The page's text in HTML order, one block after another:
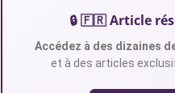
🔒 🇫🇷 Article
Accédez à des dizaines
et à des articles